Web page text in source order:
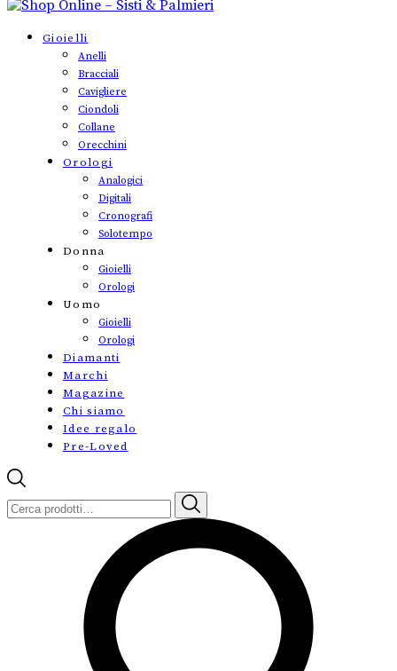
Gioielli
Anelli
Bracciali
Cavigliere
Ciondoli
Collane
Orecchini
Orologi
Analogici
Digitali
Cronografi
Solotempo
Donna
Gioielli
Orologi
Uomo
Gioielli
Orologi
Diamanti
Marchi
Magazine
Chi siamo
Idee regalo
Pre-Loved
Cerca: